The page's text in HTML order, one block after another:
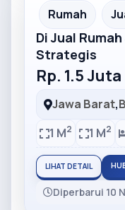
Partner Ad
Rumah
Di Jual
Strategis
Rp. 1.5 Juta
Jawa Barat,
1 M2 1 M2
LIHAT DETAIL
Diperbarui 10